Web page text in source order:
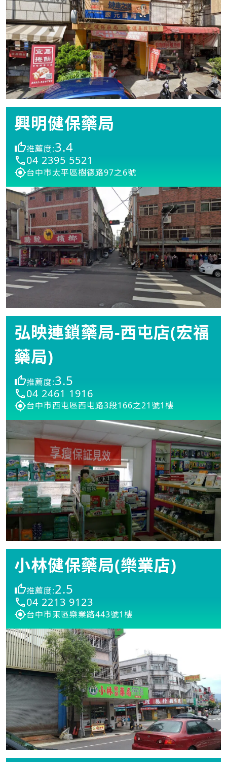
興明健保藥局
推薦度:3.4
04 2395 5521
台中市太平區樹德路97之6號
弘映連鎖藥局-西屯店(宏福
藥局)
推薦度:3.5
04 2461 1916
台中市西屯區西屯路3段166之21號1樓
小林健保藥局(樂業店)
推薦度:2.5
04 2213 9123
台中市東區樂業路443號1樓